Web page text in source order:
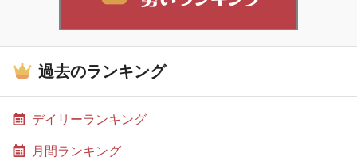
過去のランキング
デイリーランキング
月間ランキング